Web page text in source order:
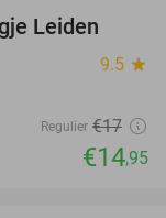
Leiden
9.5 star
Regulier €17
€14,95